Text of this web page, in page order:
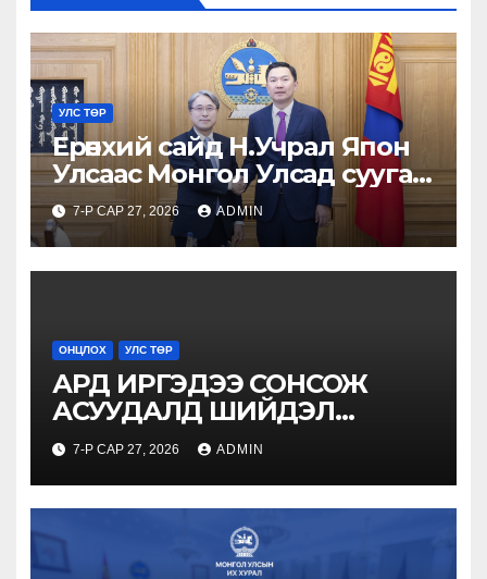
УЛС ТӨР
Ерөнхий сайд Н.Учрал Япон
Улсаас Монгол Улсад суугаа
Онц бөгөөд Бүрэн эрхт Элчин
сайд Игавахара Масарүг
хүлээн авч уулзлаа
7-Р САР 27, 2026 ADMIN
ОНЦЛОХ УЛС ТӨР
АРД ИРГЭДЭЭ СОНСОЖ
АСУУДАЛД ШИЙДЭЛ
ГАРГАНА
7-Р САР 27, 2026 ADMIN